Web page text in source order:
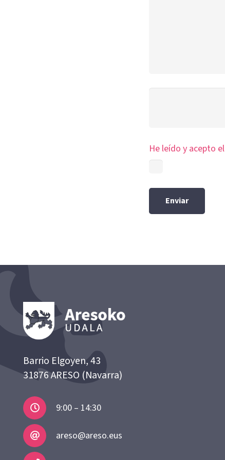
He leído y acepto el
Barrio Elgoyen, 43
31876 ARESO (Navarra)
9:00 – 14:30
areso@areso.eus